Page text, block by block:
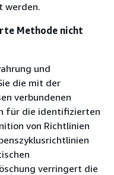
werden.
Methode nicht
und
die mit der
verbundenen
für die identifizierten
von Richtlinien
verringert die